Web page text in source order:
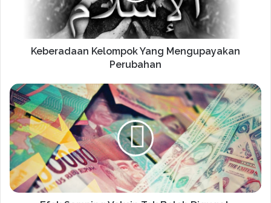
Keberadaan Kelompok Yang Mengupayakan
Perubahan